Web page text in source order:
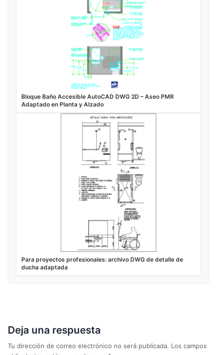
Bloque Baño Accesible AutoCAD DWG 2D – Aseo PMR
Adaptado en Planta y Alzado
Para proyectos profesionales: archivo DWG de detalle de
ducha adaptada
Deja una respuesta
Tu dirección de correo electrónico no será publicada. Los campos